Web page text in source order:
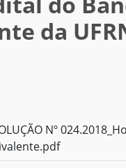
da
Nº